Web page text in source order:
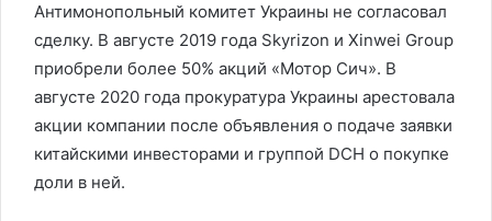
Антимонопольный комитет Украины не согласовал
сделку. В августе 2019 года Skyrizon и Xinwei Group
приобрели более 50% акций «Мотор Сич». В
августе 2020 года прокуратура Украины арестовала
акции компании после объявления о подаче заявки
китайскими инвесторами и группой DCH о покупке
доли в ней.